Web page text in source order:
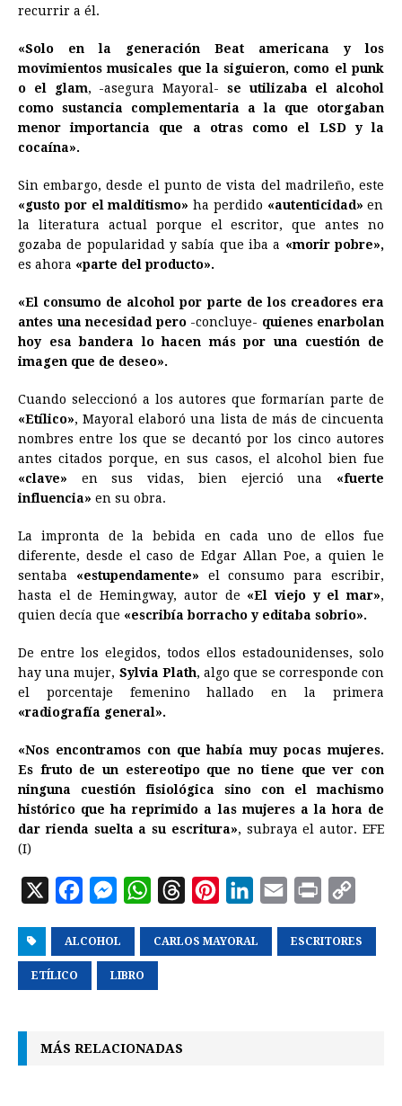
recurrir a él.
«Solo en la generación Beat americana y los
movimientos musicales que la siguieron, como el punk
o el glam, -asegura Mayoral- se utilizaba el alcohol
como sustancia complementaria a la que otorgaban
menor importancia que a otras como el LSD y la
cocaína».
Sin embargo, desde el punto de vista del madrileño, este
«gusto por el malditismo» ha perdido «autenticidad» en
la literatura actual porque el escritor, que antes no
gozaba de popularidad y sabía que iba a «morir pobre»,
es ahora «parte del producto».
«El consumo de alcohol por parte de los creadores era
antes una necesidad pero-concluye- quienes enarbolan
hoy esa bandera lo hacen más por una cuestión de
imagen que de deseo».
Cuando seleccionó a los autores que formarían parte de
«Etílico», Mayoral elaboró una lista de más de cincuenta
nombres entre los que se decantó por los cinco autores
antes citados porque, en sus casos, el alcohol bien fue
«clave» en sus vidas, bien ejerció una «fuerte
influencia» en su obra.
La impronta de la bebida en cada uno de ellos fue
diferente, desde el caso de Edgar Allan Poe, a quien le
sentaba «estupendamente» el consumo para escribir,
hasta el de Hemingway, autor de «El viejo y el mar»,
quien decía que «escribía borracho y editaba sobrio».
De entre los elegidos, todos ellos estadounidenses, solo
hay una mujer, Sylvia Plath, algo que se corresponde con
el porcentaje femenino hallado en la primera
«radiografía general».
«Nos encontramos con que había muy pocas mujeres.
Es fruto de un estereotipo que no tiene que ver con
ninguna cuestión fisiológica sino con el machismo
histórico que ha reprimido a las mujeres a la hora de
dar rienda suelta a su escritura», subraya el autor. EFE
(I)
X
c
o
M
s
s
g
W
a
p
r
n
n
a
i
p
ALCOHOL CARLOS MAYORAL ESCRITORES
ETÍLICO LIBRO
MÁS RELACIONADAS